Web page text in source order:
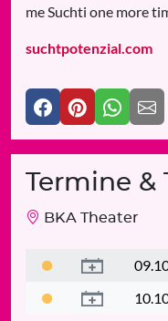
me Suchti one more
suchtpotenzial.com
Termine
BKA Theater